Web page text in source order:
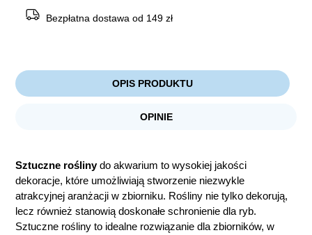
Bezpłatna dostawa od 149 zł
OPIS PRODUKTU
OPINIE
Sztuczne roślinydo akwarium to wysokiej jakości
dekoracje, które umożliwiają stworzenie niezwykle
atrakcyjnej aranżacji w zbiorniku. Rośliny nie tylko dekorują,
lecz również stanowią doskonałe schronienie dla ryb.
Sztuczne rośliny to idealne rozwiązanie dla zbiorników, w